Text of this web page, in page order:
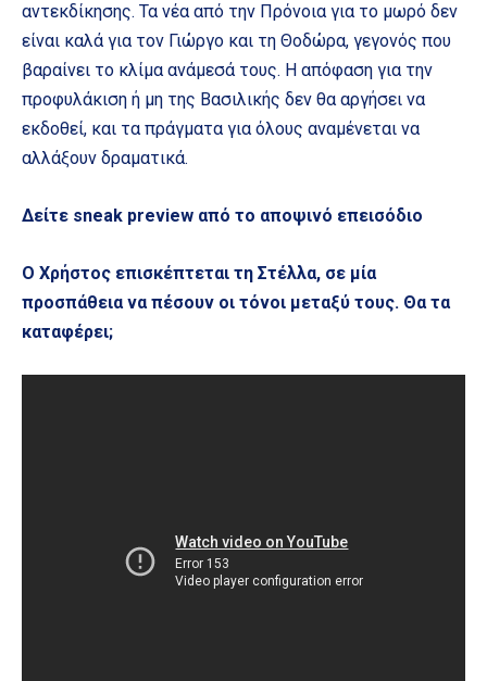
αντεκδίκησης. Τα νέα από την Πρόνοια για το μωρό δεν
είναι καλά για τον Γιώργο και τη Θοδώρα, γεγονός που
βαραίνει το κλίμα ανάμεσά τους. Η απόφαση για την
προφυλάκιση ή μη της Βασιλικής δεν θα αργήσει να
εκδοθεί, και τα πράγματα για όλους αναμένεται να
αλλάξουν δραματικά.
Δείτε sneak preview από το αποψινό επεισόδιο
Ο Χρήστος επισκέπτεται τη Στέλλα, σε μία
προσπάθεια να πέσουν οι τόνοι μεταξύ τους. Θα τα
καταφέρει;